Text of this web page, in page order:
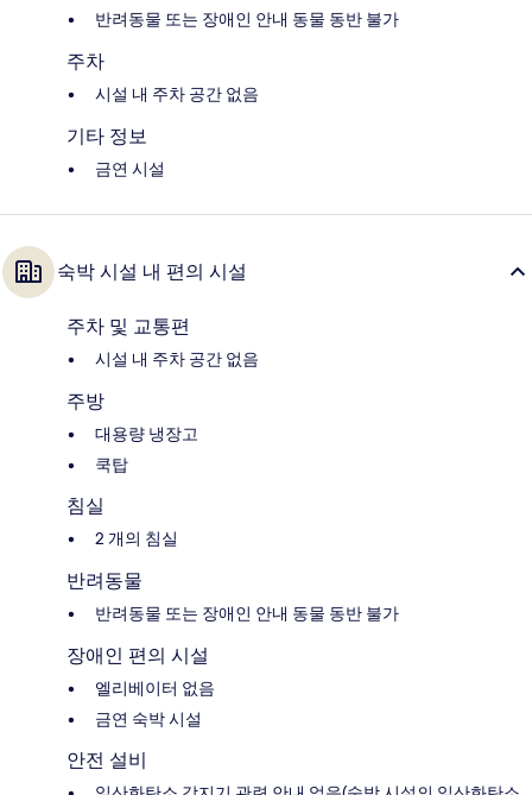
반려동물 또는 장애인 안내 동물 동반 불가
주차
시설 내 주차 공간 없음
기타 정보
금연 시설
숙박 시설 내 편의 시설
주차 및 교통편
시설 내 주차 공간 없음
주방
대용량 냉장고
쿡탑
침실
2 개의 침실
반려동물
반려동물 또는 장애인 안내 동물 동반 불가
장애인 편의 시설
엘리베이터 없음
금연 숙박 시설
안전 설비